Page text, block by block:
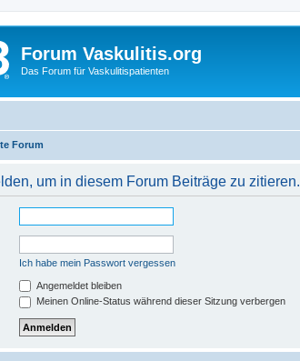
Forum Vaskulitis.org
Das Forum für Vaskulitispatienten
Forum
um in diesem Forum Beiträge zu zitieren.
Ich habe mein Passwort vergessen
Angemeldet bleiben
Meinen Online-Status während dieser Sitzung verbergen